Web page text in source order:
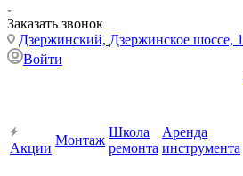
Заказать звонок
Дзержинский, Дзержинское шоссе, 1
Войти
Акции
Монтаж
Школа
ремонта
Аренда
инструмента